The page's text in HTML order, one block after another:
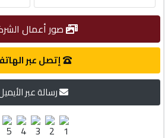
الاحصائيات
مميزة
صور أعمال
إتصل عبر
رسالة عبر